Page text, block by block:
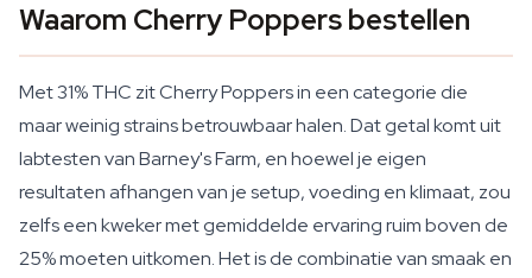
Waarom Cherry Poppers bestellen
Met 31% THC zit Cherry Poppers in een categorie die
maar weinig strains betrouwbaar halen. Dat getal komt uit
labtesten van Barney's Farm, en hoewel je eigen
resultaten afhangen van je setup, voeding en klimaat, zou
zelfs een kweker met gemiddelde ervaring ruim boven de
25% moeten uitkomen. Het is de combinatie van smaak en